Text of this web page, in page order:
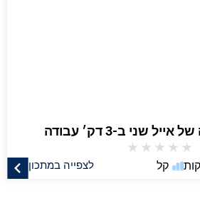
שני ב-3 דק׳ עבודה
★
★
★
★
★
לצפייה במתכון קל